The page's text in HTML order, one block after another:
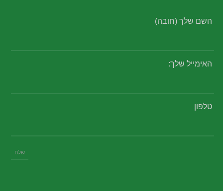
השם שלך (חובה)
האימייל שלך:
טלפון